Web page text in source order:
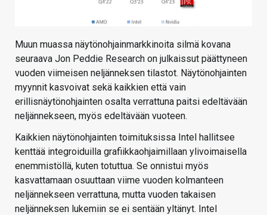
Muun muassa näytönohjainmarkkinoita silmä kovana
seuraava Jon Peddie Research on julkaissut päättyneen
vuoden viimeisen neljänneksen tilastot. Näytönohjainten
myynnit kasvoivat sekä kaikkien että vain
erillisnäytönohjainten osalta verrattuna paitsi edeltävään
neljännekseen, myös edeltävään vuoteen.
Kaikkien näytönohjainten toimituksissa Intel hallitsee
kenttää integroiduilla grafiikkaohjaimillaan ylivoimaisella
enemmistöllä, kuten totuttua. Se onnistui myös
kasvattamaan osuuttaan viime vuoden kolmanteen
neljännekseen verrattuna, mutta vuoden takaisen
neljänneksen lukemiin se ei sentään yltänyt. Intel